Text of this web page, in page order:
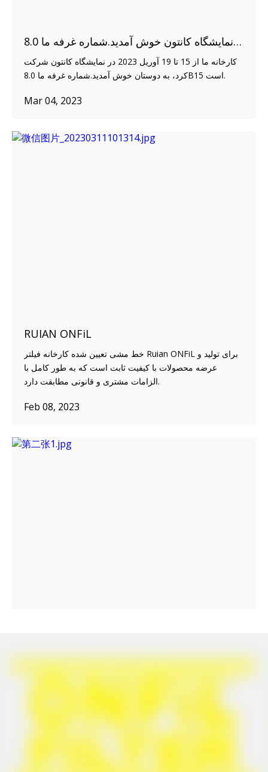
به نمایشگاه کانتون خوش آمدید.شماره غرفه ما 8.0B15 است.
کارخانه ما از 15 تا 19 آوریل 2023 در نمایشگاه کانتون شرکت
کرد، به دوستان خوش آمدید.شماره غرفه ما 8.0B15 است.
Mar 04, 2023
RUIAN ONFiL
خط مشی تعیین شده کارخانه فیلتر Ruian ONFiL برای تولید و
عرضه محصولات با کیفیت ثابت است که به طور کامل با
الزامات مشتری و قانونی مطابقت دارد.
Feb 08, 2023
خط مشی تعیین شده کارخانه فیلتر Ruian ONFiL برای تولید و
عرضه محصولات با کیفیت ثابت است که به طور کامل با
Feb 22, 2023
1